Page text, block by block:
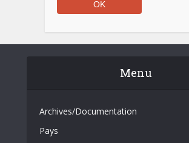
Menu
Archives/Documentation
Pays